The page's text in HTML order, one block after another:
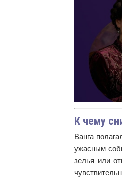
К чему
Ванга
ужасным
зелья или